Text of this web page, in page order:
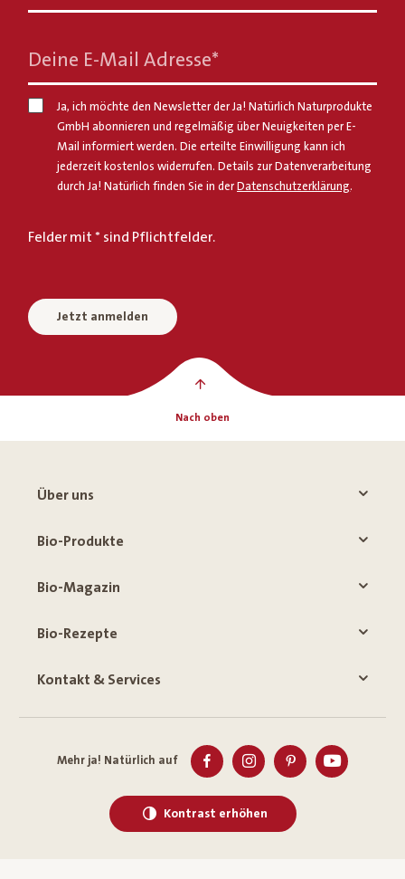
Deine E-Mail Adresse*
Ja, ich möchte den Newsletter der Ja! Natürlich Naturprodukte
GmbH abonnieren und regelmäßig über Neuigkeiten per E-
Mail informiert werden. Die erteilte Einwilligung kann ich
jederzeit kostenlos widerrufen. Details zur Datenverarbeitung
durch Ja! Natürlich finden Sie in derDatenschutzerklärung.
Felder mit * sind Pflichtfelder.
Jetzt anmelden
Nach oben
Über uns
Bio-Produkte
Bio-Magazin
Bio-Rezepte
Kontakt & Services
Mehr ja! Natürlich auf
Kontrast erhöhen